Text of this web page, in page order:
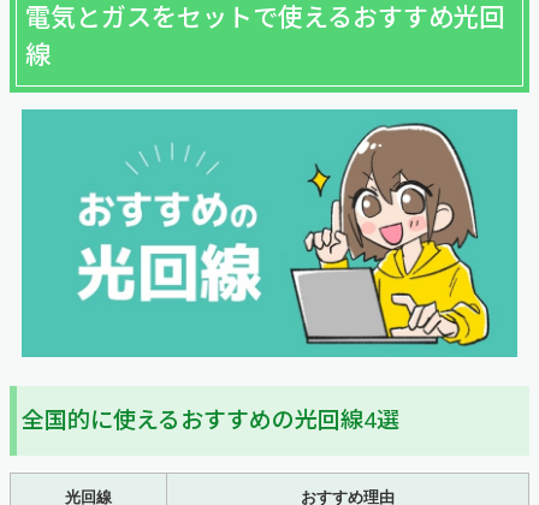
電気とガスをセットで使えるおすすめ光回
線
全国的に使えるおすすめの光回線4選
光回線 おすすめ理由